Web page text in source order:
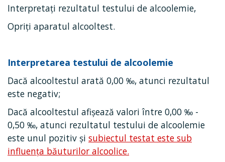
Interpretați rezultatul testului de alcoolemie,
Opriți aparatul alcooltest.
Interpretarea testului de alcoolemie
Dacă alcooltestul arată 0,00 ‰, atunci rezultatul
este negativ;
Dacă alcooltestul afișează valori între 0,00 ‰ -
0,50 ‰, atunci rezultatul testului de alcoolemie
este unul pozitiv și subiectul testat este sub
influența băuturilor alcoolice.